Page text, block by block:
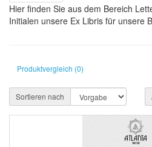
Hier finden Sie aus dem Bereich
Initialen unsere Ex Libris für unsere
Produktvergleich (0)
Sortieren nach